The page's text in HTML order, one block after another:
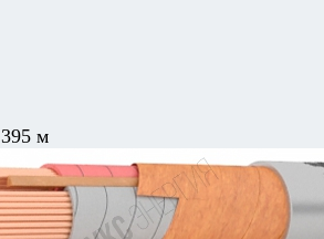
395 м